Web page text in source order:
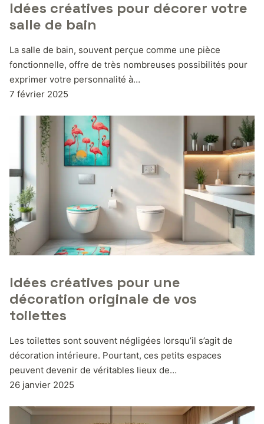
Idées créatives pour décorer votre
salle de bain
La salle de bain, souvent perçue comme une pièce
fonctionnelle, offre de très nombreuses possibilités pour
exprimer votre personnalité à…
7 février 2025
Idées créatives pour une
décoration originale de vos
toilettes
Les toilettes sont souvent négligées lorsqu’il s’agit de
décoration intérieure. Pourtant, ces petits espaces
peuvent devenir de véritables lieux de…
26 janvier 2025